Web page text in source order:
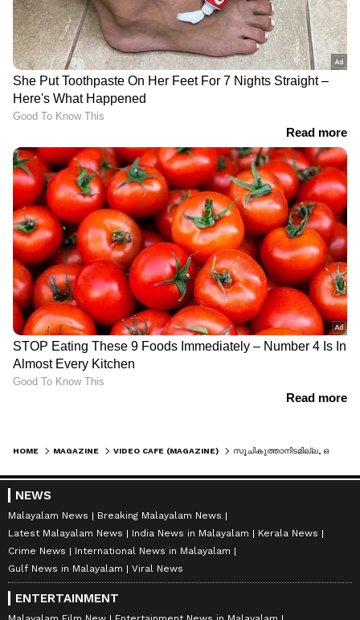
HOME MAGAZINE VIDEO CAFE (MAGAZINE)
NEWS
Malayalam News
Breaking Malayalam News
Latest Malayalam News
India News in Malayalam
Kerala News
Crime News
International News in Malayalam
Gulf News in Malayalam
Viral News
ENTERTAINMENT